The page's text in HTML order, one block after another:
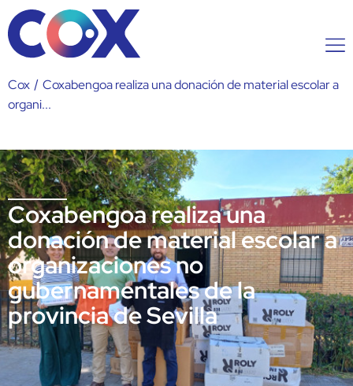
Cox / Coxabengoa realiza una donación de material escolar a
organi...
Coxabengoa realiza una
donación de material escolar a
organizaciones no
gubernamentales de la
provincia de Sevilla